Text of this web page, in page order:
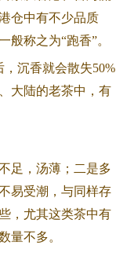
仓中有不少品质
称之为“跑香”。
沉香就会散失50%
大陆的老茶中，有
足，汤薄；二是多
易受潮，与同样存
，尤其这类茶中有
数量不多。